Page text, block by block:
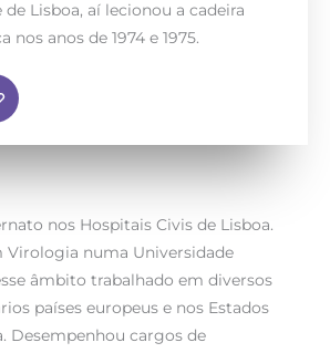
Lisboa, aí lecionou a cadeira
nos anos de 1974 e 1975.
nos Hospitais Civis de Lisboa.
Virologia numa Universidade
âmbito trabalhado em diversos
países europeus e nos Estados
Desempenhou cargos de